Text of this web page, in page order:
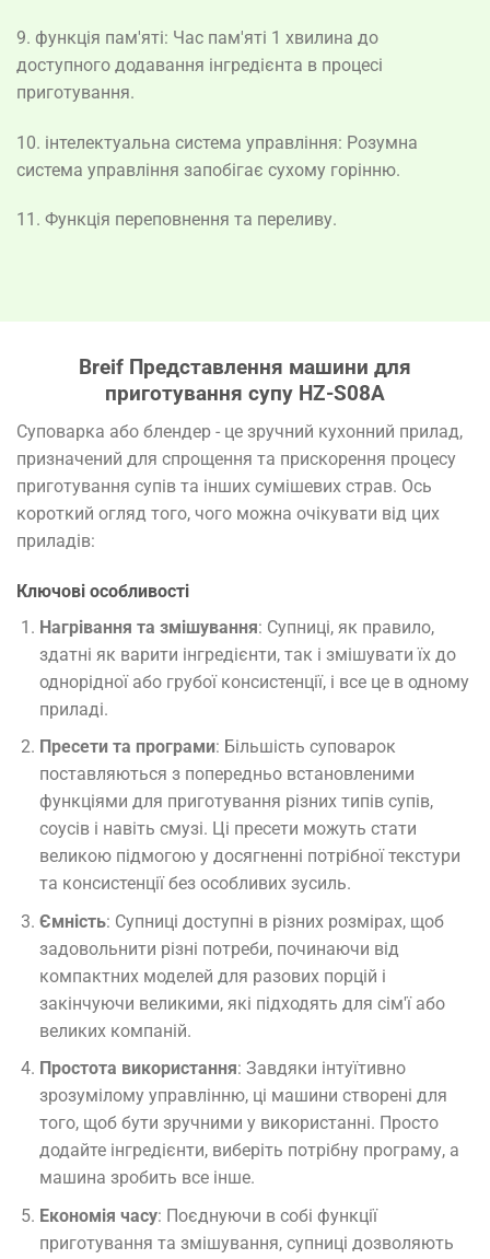
9. функція пам'яті: Час пам'яті 1 хвилина до
доступного додавання інгредієнта в процесі
приготування.
10. інтелектуальна система управління: Розумна
система управління запобігає сухому горінню.
11. Функція переповнення та переливу.
Breif Представлення машини для
приготування супу HZ-S08A
Суповарка або блендер - це зручний кухонний прилад,
призначений для спрощення та прискорення процесу
приготування супів та інших сумішевих страв. Ось
короткий огляд того, чого можна очікувати від цих
приладів:
Ключові особливості
Нагрівання та змішування: Супниці, як правило,
здатні як варити інгредієнти, так і змішувати їх до
однорідної або грубої консистенції, і все це в одному
приладі.
Пресети та програми: Більшість суповарок
поставляються з попередньо встановленими
функціями для приготування різних типів супів,
соусів і навіть смузі. Ці пресети можуть стати
великою підмогою у досягненні потрібної текстури
та консистенції без особливих зусиль.
Ємність: Супниці доступні в різних розмірах, щоб
задовольнити різні потреби, починаючи від
компактних моделей для разових порцій і
закінчуючи великими, які підходять для сім'ї або
великих компаній.
Простота використання: Завдяки інтуїтивно
зрозумілому управлінню, ці машини створені для
того, щоб бути зручними у використанні. Просто
додайте інгредієнти, виберіть потрібну програму, а
машина зробить все інше.
Економія часу: Поєднуючи в собі функції
приготування та змішування, супниці дозволяють